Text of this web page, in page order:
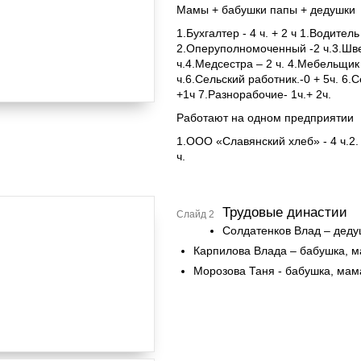
Мамы + бабушки папы + дедушки
1.Бухгалтер - 4 ч. + 2 ч
2.Оперуполномоченный -2
ч.4.Медсестра – 2 ч.
ч.6.Сельский работник.-0 + 5ч.
+1ч 7.Разнорабочие- 1ч.+ 2ч.
Работают на одном предприятии
1.ООО «Славянский хлеб» - 4
ч.
Слайд 2 Трудовые династии
Солдатенков Влад –
Карпилова Влада – бабушка,
Морозова Таня - бабушка,